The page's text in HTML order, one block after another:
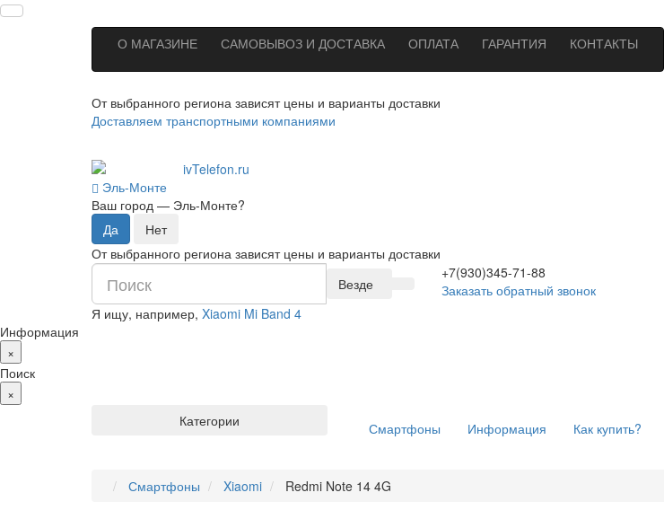
О МАГАЗИНЕ САМОВЫВОЗ И ДОСТАВКА ОПЛАТА ГАРАНТИЯ КОНТАКТЫ
От выбранного региона зависят цены и варианты доставки
Доставляем транспортными компаниями
Эль-Монте
Ваш город — Эль-Монте?
От выбранного региона зависят цены и варианты доставки
+7(930)345-71-88
Заказать обратный звонок
Везде
Я ищу, например, Xiaomi Mi Band 4
Информация
×
Поиск
×
Смартфоны
Информация Как купить?
Категории
Смартфоны Xiaomi Redmi Note 14 4G